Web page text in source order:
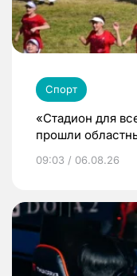
Спорт
«Стадион для
прошли
09:03 / 06.08.26